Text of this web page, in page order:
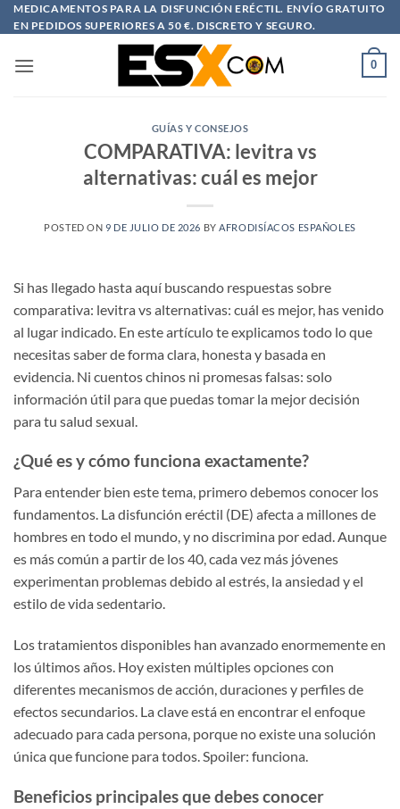
Saltar
al
MEDICAMENTOS PARA LA DISFUNCIÓN ERÉCTIL. ENVÍO GRATUITO
EN PEDIDOS SUPERIORES A 50 €. DISCRETO Y SEGURO.
0
GUÍAS Y CONSEJOS
COMPARATIVA: levitra vs
alternativas: cuál es mejor
POSTED ON 9 DE JULIO DE 2026 BY AFRODISÍACOS ESPAÑOLES
Si has llegado hasta aquí buscando respuestas sobre
comparativa: levitra vs alternativas: cuál es mejor, has venido
al lugar indicado. En este artículo te explicamos todo lo que
necesitas saber de forma clara, honesta y basada en
evidencia. Ni cuentos chinos ni promesas falsas: solo
información útil para que puedas tomar la mejor decisión
para tu salud sexual.
¿Qué es y cómo funciona exactamente?
Para entender bien este tema, primero debemos conocer los
fundamentos. La disfunción eréctil (DE) afecta a millones de
hombres en todo el mundo, y no discrimina por edad. Aunque
es más común a partir de los 40, cada vez más jóvenes
experimentan problemas debido al estrés, la ansiedad y el
estilo de vida sedentario.
Los tratamientos disponibles han avanzado enormemente en
los últimos años. Hoy existen múltiples opciones con
diferentes mecanismos de acción, duraciones y perfiles de
efectos secundarios. La clave está en encontrar el enfoque
adecuado para cada persona, porque no existe una solución
única que funcione para todos. Spoiler: funciona.
Beneficios principales que debes conocer